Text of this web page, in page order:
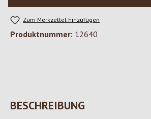
Zum Merkzettel hinzufügen
Produktnummer: 12640
BESCHREIBUNG